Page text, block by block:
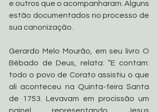
e outros que o acompanharam. Alguns
estão documentados no processo de
sua canonização.
Gerardo Melo Mourão, em seu livro O
Bêbado de Deus, relata: “E contam:
todo o povo de Corato assistiu o que
ali aconteceu na Quinta-feira Santa
de 1753. Levavam em procissão um
painel representando Jesus